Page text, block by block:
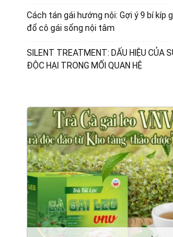
Cách tán gái hướng nội: Gợi ý 9 bí kíp
đổ cô gái sống nội tâm
SILENT TREATMENT: DẤU HIỆU CỦA
ĐỘC HẠI TRONG MỐI QUAN HỆ